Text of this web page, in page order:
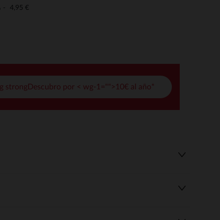
4,95 €
strongDescubro por < wg-1="">10€ al año*